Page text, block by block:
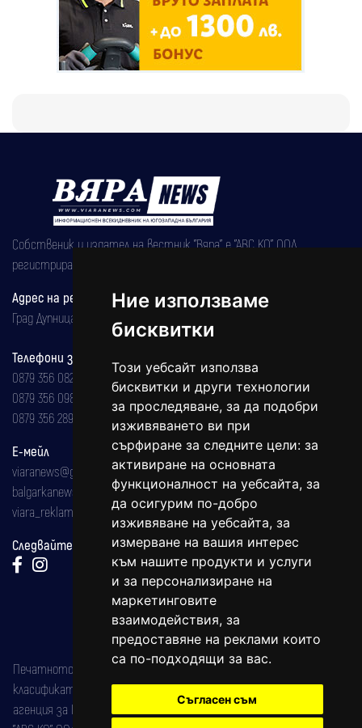
Ние използваме
бисквитки
Този уебсайт използва
бисквитки и други технологии
за проследяване, за да подобри
изживяването ви при
сърфиране за следните цели: за
активиране на основната
функционалност на уебсайта, за
да осигурим по-добро
изживяване на уебсайта, за
измерване на вашия интерес
към нашите продукти и услуги
и за персонализиране на
маркетинговите
взаимодействия, за
предоставяне на реклами които
са по-подходящи за вас.
Съгласен съм
Собственик и издател на вестник "Вяра" е "АВС КО" ООД,
регистрирана на 08.05.2002 година.
Адрес на редакцията
Град Дупница, ул.''Христо Ботев" 43
Телефони за реклама и абонаменти
0879 356 082
0879 356 098
0879 356 289
Е-мейл
viaranews@gmail.com
balgarkanews@gmail.com
viara_reklama@mail.bg
Следвайте ни:
Печатното издание на вестника е регистрирано в националния
класификатор на печатните издания (Българска национална
агенция за ISSN) под номер: ISSN 1312-4722.